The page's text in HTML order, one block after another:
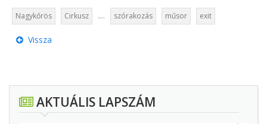
Nagykőrös Cirkusz szórakozás műsor exit
Vissza
AKTUÁLIS LAPSZÁM